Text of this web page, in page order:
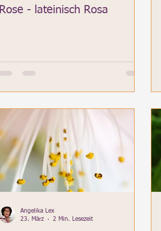
Rose - lateinisch Rosa
Angelika Lex
23. März
2 Min. Lesezeit